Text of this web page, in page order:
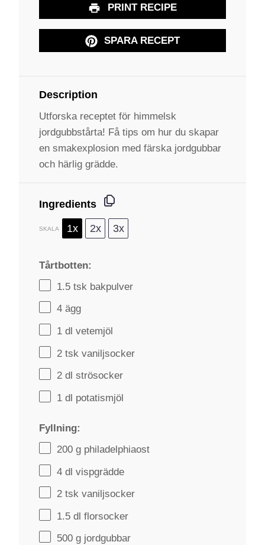
PRINT RECIPE
SPARA RECEPT
Description
Utforska receptet för himmelsk
jordgubbstårta! Få tips om hur du skapar
en smakexplosion med färska jordgubbar
och härlig grädde.
Ingredients
SKALA 1x 2x 3x
Tårtbotten:
1.5 tsk bakpulver
4 ägg
1 dl vetemjöl
2 tsk vaniljsocker
2 dl strösocker
1 dl potatismjöl
Fyllning:
200 g philadelphiaost
4 dl vispgrädde
2 tsk vaniljsocker
1.5 dl florsocker
500 g jordgubbar